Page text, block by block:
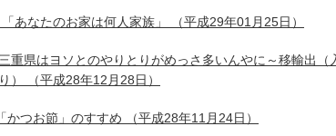
あなたのお家は何人家族」 （平成29年01月25日）
重県はヨソとのやりとりがめっさ多いんやに～移輸出
）
（平成28年12月28日）
かつお節」のすすめ （平成28年11月24日）